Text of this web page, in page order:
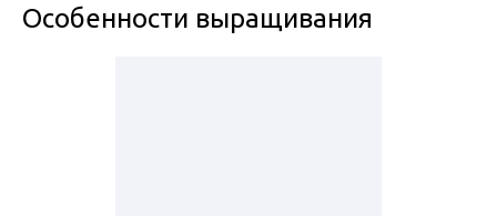
Особенности выращивания